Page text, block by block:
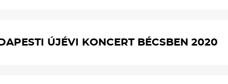
ÚJÉVI KONCERT BÉCSBEN 2020